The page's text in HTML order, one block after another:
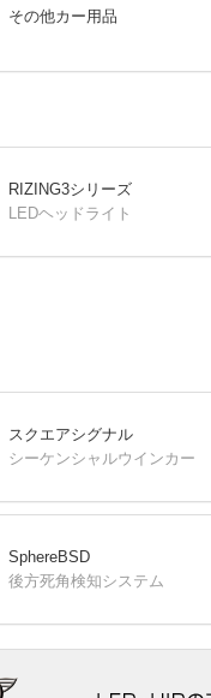
その他カー用品
RIZING3シリーズ
LEDヘッドライト
スクエアシグナル
シーケンシャルウインカー
SphereBSD
後方死角検知システム